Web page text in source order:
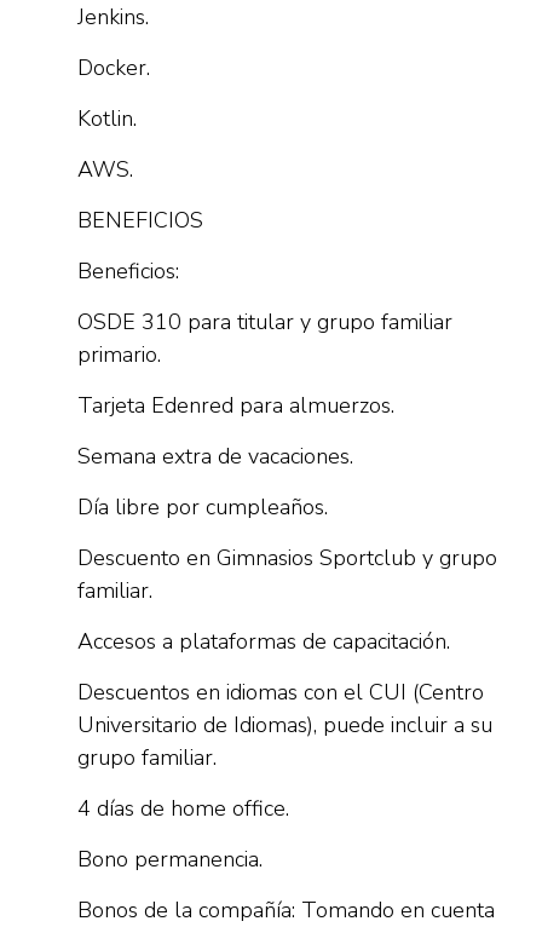
Jenkins.
Docker.
Kotlin.
AWS.
BENEFICIOS
Beneficios:
OSDE 310 para titular y grupo familiar
primario.
Tarjeta Edenred para almuerzos.
Semana extra de vacaciones.
Día libre por cumpleaños.
Descuento en Gimnasios Sportclub y grupo
familiar.
Accesos a plataformas de capacitación.
Descuentos en idiomas con el CUI (Centro
Universitario de Idiomas), puede incluir a su
grupo familiar.
4 días de home office.
Bono permanencia.
Bonos de la compañía: Tomando en cuenta